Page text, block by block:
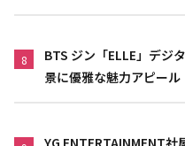
8
BTS ジン「ELLE」デジ
景に優雅な魅力アピール